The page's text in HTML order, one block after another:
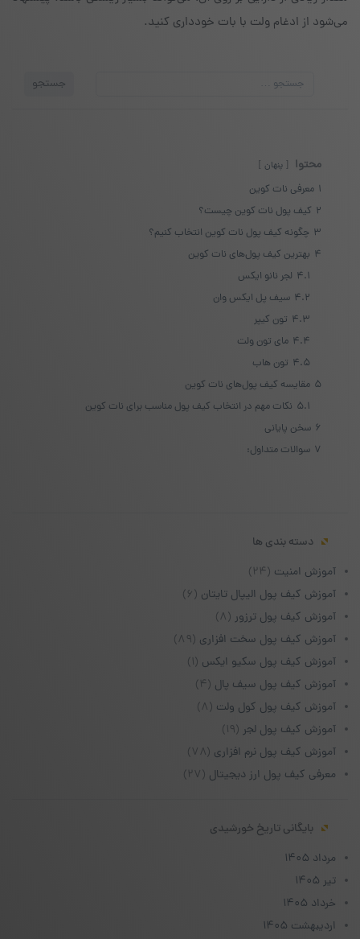
می‌شود از ادغام ولت با بات خودداری کنید.
جستجو
محتوا پنهان
1 معرفی نات کوین
2 کیف پول نات کوین چیست؟
3 چگونه کیف پول نات کوین انتخاب کنیم؟
4 بهترین کیف پول‌های نات کوین
4.1 لجر نانو ایکس
4.2 سیف پل ایکس وان
4.3 تون کیپر
4.4 مای تون ولت
4.5 تون هاب
5 مقایسه کیف پول‌های نات کوین
5.1 نکات مهم در انتخاب کیف پول مناسب برای نات کوین
6 سخن پایانی
7 سوالات متداول:
دسته بندی ها
آموزش امنیت (۲۴)
آموزش کیف پول الیپال تایتان (۶)
آموزش کیف پول ترزور (۸)
آموزش کیف پول سخت افزاری (۸۹)
آموزش کیف پول سکیو ایکس (۱)
آموزش کیف پول سیف پال (۴)
آموزش کیف پول کول ولت (۸)
آموزش کیف پول لجر (۱۹)
آموزش کیف پول نرم افزاری (۷۸)
معرفی کیف پول ارز دیجیتال (۲۷)
بایگانی تاریخ خورشیدی
مرداد ۱۴۰۵
تیر ۱۴۰۵
خرداد ۱۴۰۵
اردیبهشت ۱۴۰۵